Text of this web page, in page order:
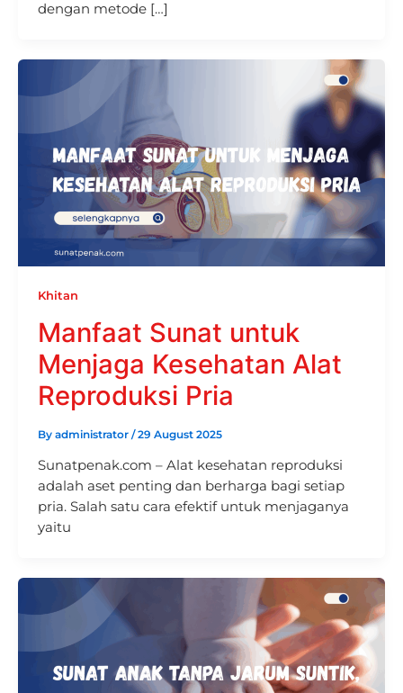
dengan metode […]
Khitan
Manfaat Sunat untuk
Menjaga Kesehatan Alat
Reproduksi Pria
By administrator /29 August 2025
Sunatpenak.com – Alat kesehatan reproduksi
adalah aset penting dan berharga bagi setiap
pria. Salah satu cara efektif untuk menjaganya
yaitu